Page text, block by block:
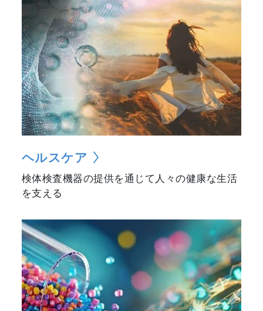
ヘルスケア
検体検査機器の提供を通じて人々の健康な生活
を支える